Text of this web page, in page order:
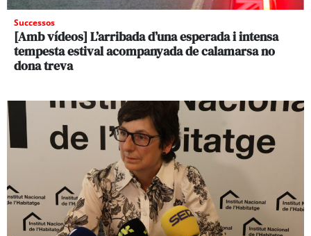
Successos
[Amb vídeos] L’arribada d’una esperada i intensa
tempesta estival acompanyada de calamarsa no
dona treva